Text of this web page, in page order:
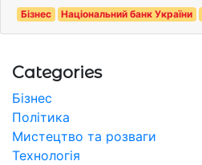
Бізнес Національний банк України
Categories
Бізнес
Політика
Мистецтво та розваги
Технологія